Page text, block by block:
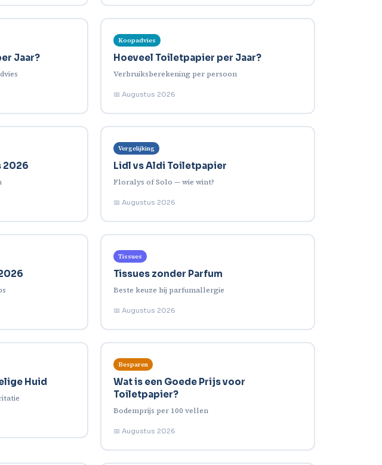
Jaar?
Koopadvies
Hoeveel Toiletpapier per Jaar?
Verbruiksberekening per persoon
📅 Augustus 2026
2026
Vergelijking
Lidl vs Aldi Toiletpapier
Floralys of Solo — wie wint?
📅 Augustus 2026
Tissues
Tissues zonder Parfum
Beste keuze bij parfumallergie
📅 Augustus 2026
Huid
Besparen
Wat is een Goede Prijs voor
Toiletpapier?
Bodemprijs per 100 vellen
📅 Augustus 2026